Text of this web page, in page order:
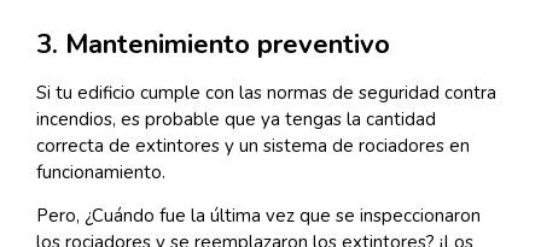
3. Mantenimiento preventivo
Si tu edificio cumple con las normas de seguridad contra
incendios, es probable que ya tengas la cantidad
correcta de extintores y un sistema de rociadores en
funcionamiento.
Pero, ¿Cuándo fue la última vez que se inspeccionaron